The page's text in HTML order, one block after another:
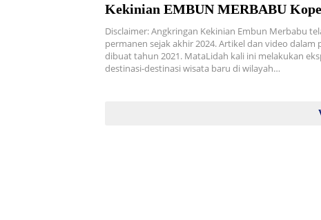
Kekinian EMBUN MERBABU
Disclaimer: Angkringan Kekinian Embun Merbabu
permanen sejak akhir 2024. Artikel dan video dalam
dibuat tahun 2021. MataLidah kali ini melakukan
destinasi-destinasi wisata baru di wilayah…